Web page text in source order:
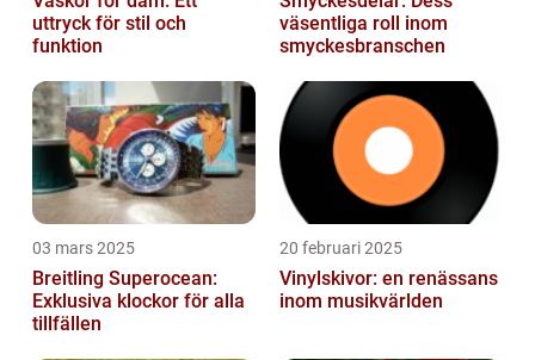
uttryck för stil och
funktion
väsentliga roll inom
smyckesbranschen
03 mars 2025
Breitling Superocean:
Exklusiva klockor för alla
tillfällen
20 februari 2025
Vinylskivor: en renässans
inom musikvärlden